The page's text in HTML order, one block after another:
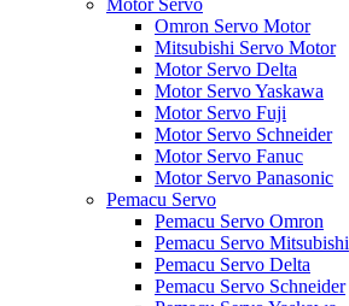
Motor Servo
Omron Servo Motor
Mitsubishi Servo Motor
Motor Servo Delta
Motor Servo Yaskawa
Motor Servo Fuji
Motor Servo Schneider
Motor Servo Fanuc
Motor Servo Panasonic
Pemacu Servo
Pemacu Servo Omron
Pemacu Servo Mitsubishi
Pemacu Servo Delta
Pemacu Servo Schneider